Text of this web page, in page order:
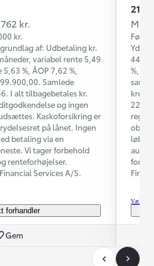
kr.
kr.
af: Udbetaling kr.
variabel rente 5,49
%, ÅOP 7,62 %,
Samlede
I alt tilbagebetales kr.
og ingen
Kaskoforsikring er
på lånet. Ingen
betaling via en
Vi tager forbehold
renteforhøjelser.
Services A/S.
forhandler
Gem
%,
for
Vælg bil